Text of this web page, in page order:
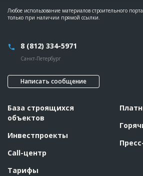
Любое использование материалов строительного
только при наличии прямой ссылки.
8 (812) 334-5971
Санкт-Петербург
Написать сообщение
База строящихся
объектов
Инвестпроекты
Call-центр
Тарифы